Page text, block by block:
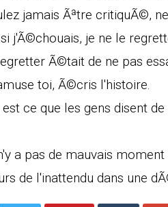
jamais Ãªtre critiquÃ©,
j'Ã©chouais, je ne le
Ã©tait de ne pas
toi, Ã©cris l'histoire.
ce que les gens disent
a pas de mauvais moment
de l'inattendu dans une